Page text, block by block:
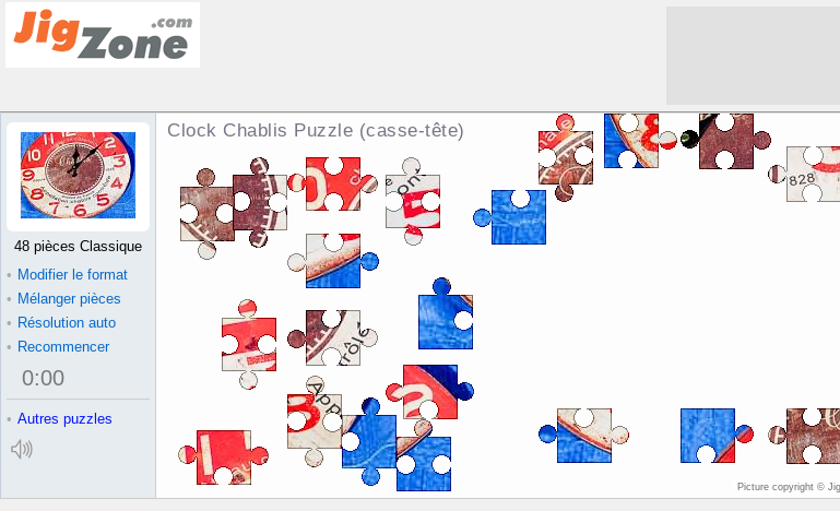
Clock Chablis Puzzle (casse-tête)
Picture copyright ©
48 pièces Classique
• Modifier le format
• Mélanger pièces
• Résolution auto
• Recommencer
0:00
• Autres puzzles